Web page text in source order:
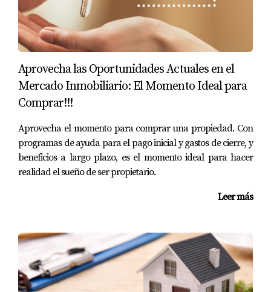
Aprovecha las Oportunidades Actuales en el
Mercado Inmobiliario: El Momento Ideal para
Comprar!!!
Aprovecha el momento para comprar una propiedad. Con
programas de ayuda para el pago inicial y gastos de cierre, y
beneficios a largo plazo, es el momento ideal para hacer
realidad el sueño de ser propietario.
Leer más